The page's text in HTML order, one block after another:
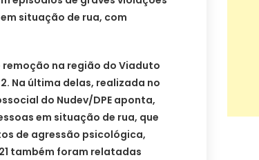
situação de rua, com
remoção na região do Viaduto
Na última delas, realizada no
do Nudev/DPE aponta,
em situação de rua, que
de agressão psicológica,
também foram relatadas